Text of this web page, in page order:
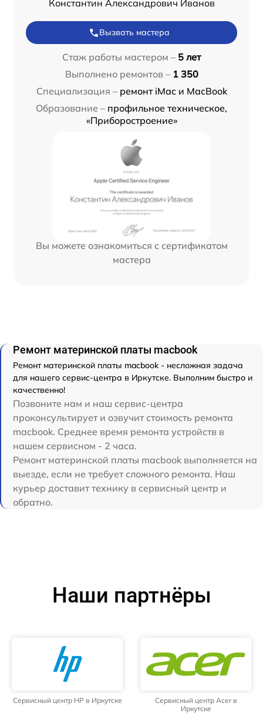
Константин Александрович Иванов
Вызвать мастера
Стаж работы мастером – 5 лет
Выполнено ремонтов – 1 350
Специализация – ремонт iMac и MacBook
Образование – профильное техническое,
«Приборостроение»
Вы можете ознакомиться с сертификатом
мастера
Ремонт материнской платы macbook
Ремонт материнской платы macbook - несложная задача
для нашего сервис-центра в Иркутске. Выполним быстро и
качественно!
Позвоните нам и наш сервис-центра
проконсультирует и озвучит стоимость ремонта
macbook. Среднее время ремонта устройств в
нашем сервисном - 2 часа.
Ремонт материнской платы macbook выполняется на
выезде, если не требует сложного ремонта. Наш
курьер доставит технику в сервисный центр и
обратно.
Наши партнёры
Сервисный центр HP в Иркутске
Сервисный центр Acer в
Иркутске